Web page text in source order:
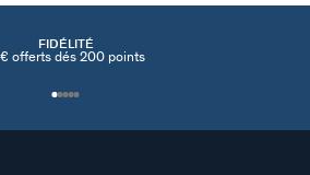
FIDÉLITÉ
offerts dés 200 points